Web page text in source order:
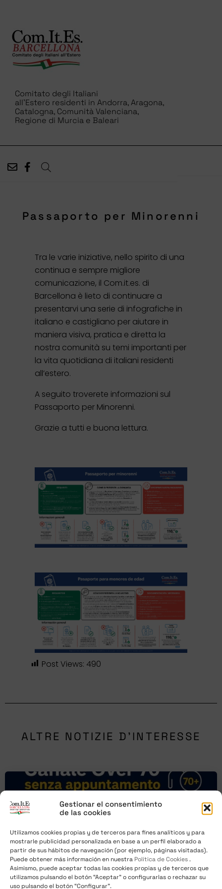
Gestionar el consentimiento
de las cookies
Utilizamos cookies propias y de terceros para fines analíticos y para
mostrarle publicidad personalizada en base a un perfil elaborado a
partir de sus hábitos de navegación (por ejemplo, páginas visitadas).
Puede obtener más información en nuestra Política de Cookies .
Asimismo, puede aceptar todas las cookies propias y de terceros que
utilizamos pulsando el botón “Aceptar” o configurarlas o rechazar su
uso pulsando el botón “Configurar”.
Comitato degli Italiani
all’Estero residenti in Andorra, Aragona,
Catalogna, Comunità Valenciana,
Regione di Murcia e Baleari
Passaporto per Minorenni
Tra le varie iniziative, nello spirito di una
continua e sempre migliore
comunicazione, il Com.it.es. di
Barcellona è lieto di continuare a
presentarvi una serie di infografiche in
italiano e castigliano per aiutare in
maniera visiva, pratica e diretta la
nostra comunità su temi importanti per
la vita quotidiana di italiani residenti
all’estero.
A seguito troverete informazioni sul
Passaporto per Minorenni.
Grazie a tutti e buona lettura.
Post Views: 490
ALTRE NOTIZIE D'INTERESSE